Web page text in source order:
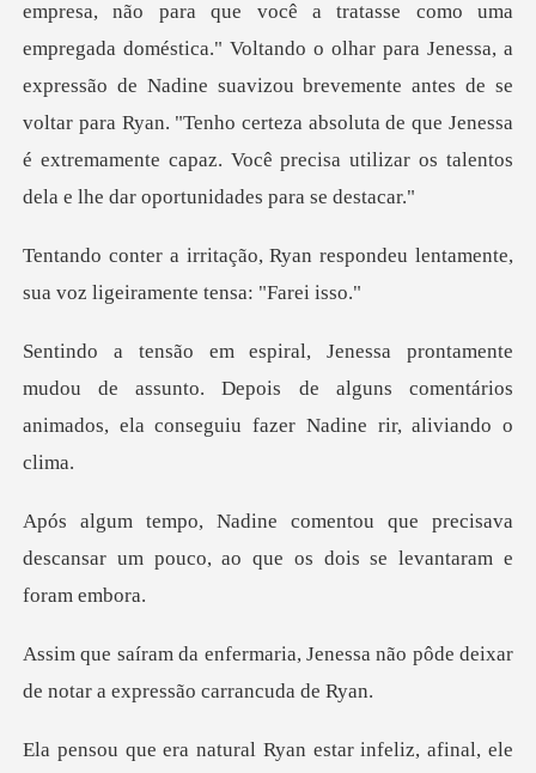
." Voltando o olhar para Jenessa, a
expressão de Nadine suavizou brevemente antes de se
voltar para Ryan. "Tenho certeza ab
n respondeu lentamente,
sua voz
dou de assunto. Depois de alguns comentários
animado
precisava
descansar um pouco, ao que
Jenessa não pôde deixar
de notar